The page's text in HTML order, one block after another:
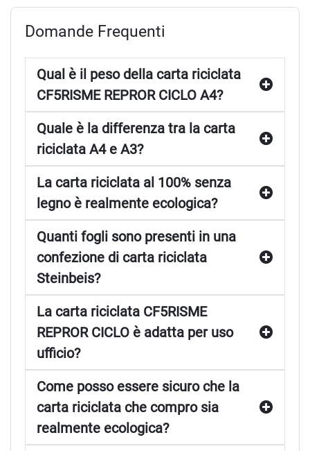
Domande Frequenti
Qual è il peso della carta riciclata
CF5RISME REPROR CICLO A4?
Quale è la differenza tra la carta
riciclata A4 e A3?
La carta riciclata al 100% senza
legno è realmente ecologica?
Quanti fogli sono presenti in una
confezione di carta riciclata
Steinbeis?
La carta riciclata CF5RISME
REPROR CICLO è adatta per uso
ufficio?
Come posso essere sicuro che la
carta riciclata che compro sia
realmente ecologica?